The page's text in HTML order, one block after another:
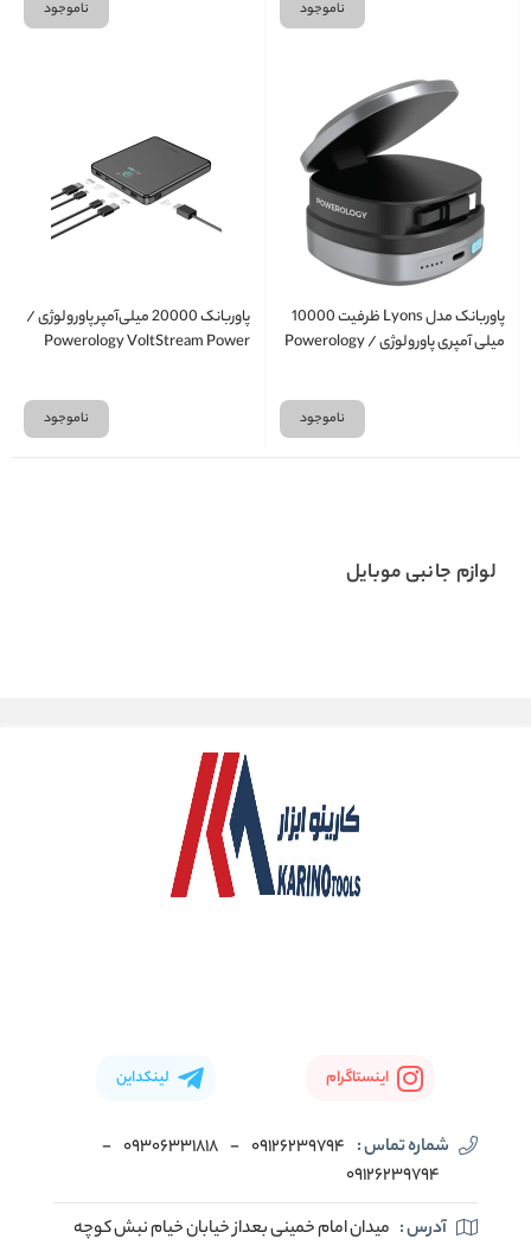
ناموجود ناموجود
پاوربانک مدل Lyons ظرفیت 10000
میلی آمپری پاورولوژی / Powerology
ناموجود
پاوربانک 20000 میلی‌آمپر پاورولوژی /
Powerology VoltStream Power
ناموجود
لوازم جانبی موبایل
اینستاگرام لینکداین
شماره تماس : 09126239794
-
09306331818
-
09126239794
آدرس : میدان امام خمینی بعداز خیابان خیام نبش کوچه